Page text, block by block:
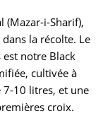
(Mazar-i-Sharif),
la récolte. Le
notre Black
cultivée à
10 litres, et une
croix.